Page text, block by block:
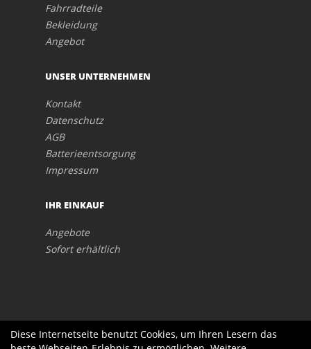
Fahrradteile
Bekleidung
Angebot
UNSER UNTERNEHMEN
Kontakt
Datenschutz
AGB
Batterieentsorgung
Impressum
IHR EINKAUF
Angebote
Sofort erhältlich
Diese Internetseite benutzt Cookies, um Ihren Lesern das